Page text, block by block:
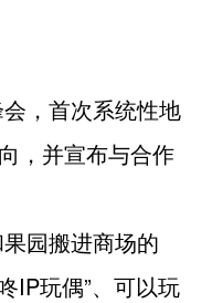
，首次系统性地
，并宣布与合作
园搬进商场的
IP玩偶”、可以玩